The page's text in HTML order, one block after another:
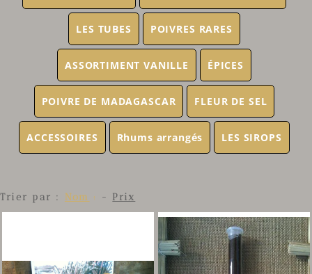
LES TUBES POIVRES RARES
ASSORTIMENT VANILLE ÉPICES
POIVRE DE MADAGASCAR FLEUR DE SEL
ACCESSOIRES Rhums arrangés LES SIROPS
Trier par : Nom - Prix